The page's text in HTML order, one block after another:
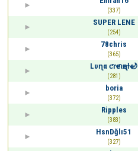
(337)
SUPER LENE
(254)
78chris
(365)
Lυɳα ƈɾҽƈιҽɳƚҽ🌙
(281)
boria
(372)
Ripples
(383)
HsnDğlı51
(327)